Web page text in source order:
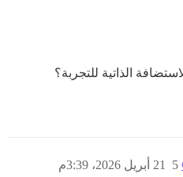
الذاتية للتجربة؟
21 أبريل 2026، 3:39م 5